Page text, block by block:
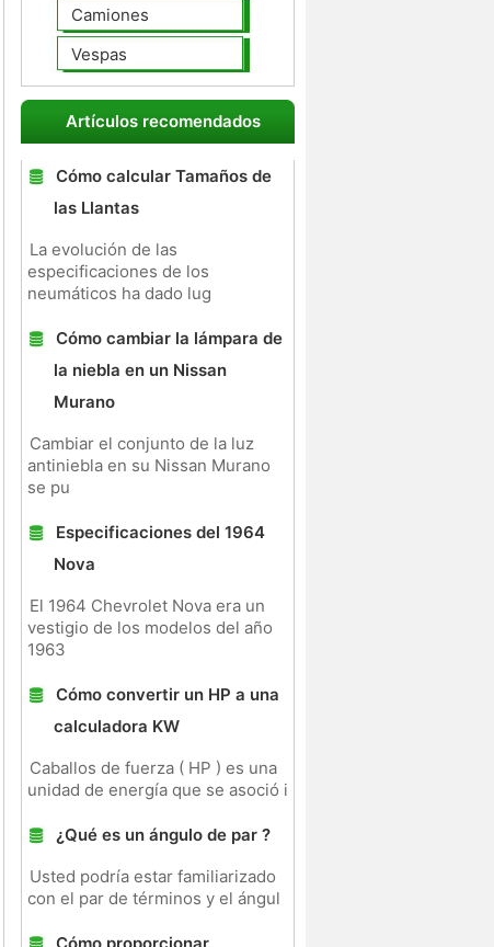
Camiones
Vespas
Artículos recomendados
Cómo calcular Tamaños de
las Llantas
La evolución de las
especificaciones de los
neumáticos ha dado lug
Cómo cambiar la lámpara de
la niebla en un Nissan
Murano
Cambiar el conjunto de la luz
antiniebla en su Nissan Murano
se pu
Especificaciones del 1964
Nova
El 1964 Chevrolet Nova era un
vestigio de los modelos del año
1963
Cómo convertir un HP a una
calculadora KW
Caballos de fuerza ( HP ) es una
unidad de energía que se asoció i
¿Qué es un ángulo de par ?
Usted podría estar familiarizado
con el par de términos y el ángul